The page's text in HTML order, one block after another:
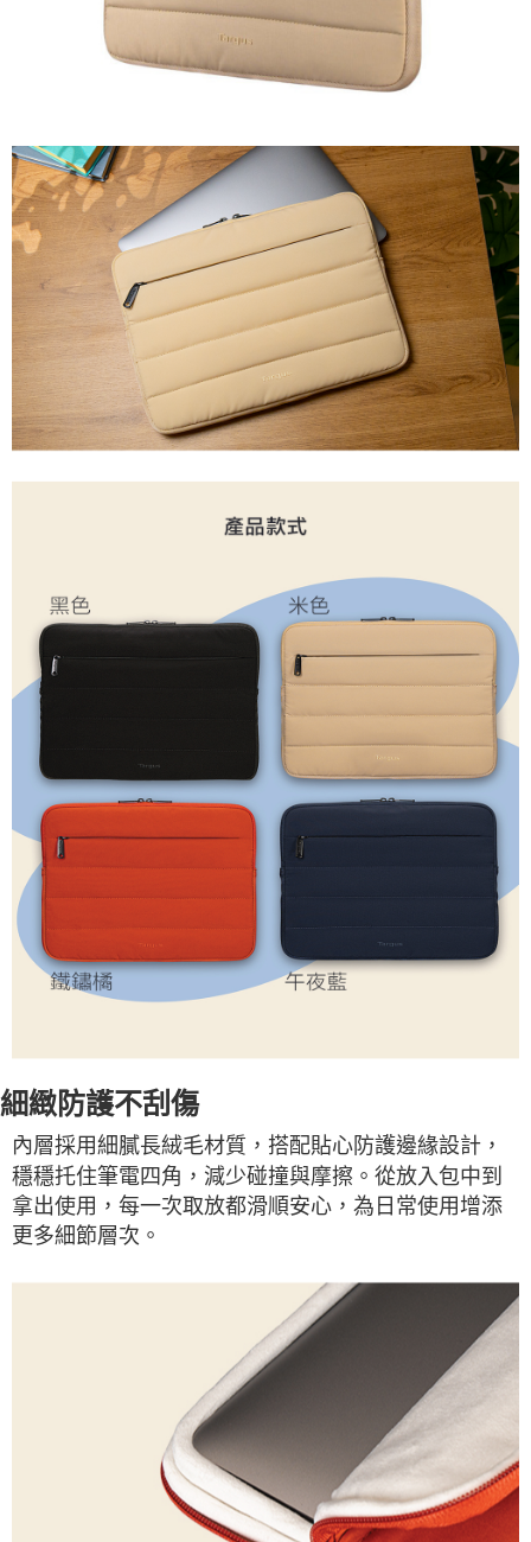
細緻防護不刮傷
內層採用細膩長絨毛材質，搭配貼心防護邊緣設計，
穩穩托住筆電四角，減少碰撞與摩擦。從放入包中到
拿出使用，每一次取放都滑順安心，為日常使用增添
更多細節層次。